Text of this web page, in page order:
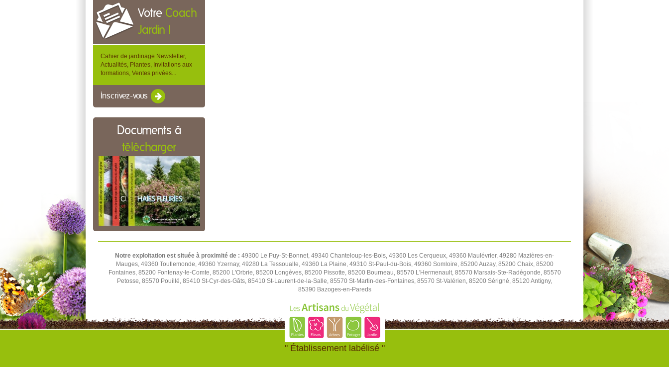
Votre Coach
Jardin !
Cahier de jardinage Newsletter,
Actualités, Plantes, Invitations aux
formations, Ventes privées...
Inscrivez-vous
Documents à
télécharger
Notre exploitation est située à proximité de : 49300 Le Puy-St-Bonnet, 49340 Chanteloup-les-Bois, 49360 Les Cerqueux, 49360 Maulévrier, 49280 Mazières-en-
Mauges, 49360 Toutlemonde, 49360 Yzernay, 49280 La Tessoualle, 49360 La Plaine, 49310 St-Paul-du-Bois, 49360 Somloire, 85200 Auzay, 85200 Chaix, 85200
Fontaines, 85200 Fontenay-le-Comte, 85200 L'Orbrie, 85200 Longèves, 85200 Pissotte, 85200 Bourneau, 85570 L'Hermenault, 85570 Marsais-Ste-Radégonde, 85570
Petosse, 85570 Pouillé, 85410 St-Cyr-des-Gâts, 85410 St-Laurent-de-la-Salle, 85570 St-Martin-des-Fontaines, 85570 St-Valérien, 85200 Sérigné, 85120 Antigny,
85390 Bazoges-en-Pareds
" Établissement labélisé "